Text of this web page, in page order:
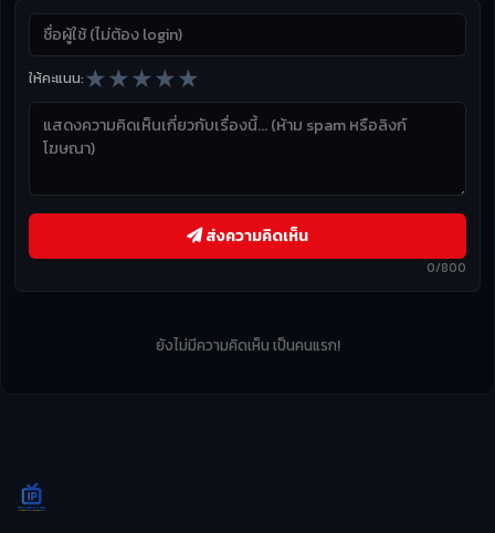
ให้คะแนน:★★★★★
0/800
ส่งความคิดเห็น
ยังไม่มีความคิดเห็น เป็นคนแรก!